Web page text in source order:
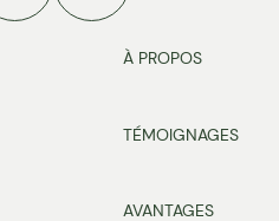
À PROPOS
TÉMOIGNAGES
AVANTAGES